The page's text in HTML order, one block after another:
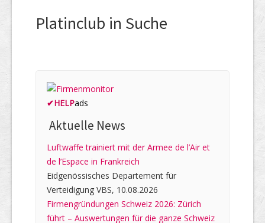
Platinclub in Suche
✔HELPads
Aktuelle News
Luftwaffe trainiert mit der Armee de l’Air et
de l’Espace in Frankreich
Eidgenössisches Departement für
Verteidigung VBS, 10.08.2026
Firmengründungen Schweiz 2026: Zürich
führt – Auswertungen für die ganze Schweiz